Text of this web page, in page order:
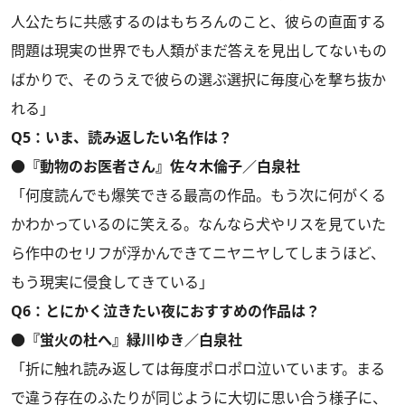
人公たちに共感するのはもちろんのこと、彼らの直面する
問題は現実の世界でも人類がまだ答えを見出してないもの
ばかりで、そのうえで彼らの選ぶ選択に毎度心を撃ち抜か
れる」
Q5：いま、読み返したい名作は？
●『動物のお医者さん』佐々木倫子／白泉社
「何度読んでも爆笑できる最高の作品。もう次に何がくる
かわかっているのに笑える。なんなら犬やリスを見ていた
ら作中のセリフが浮かんできてニヤニヤしてしまうほど、
もう現実に侵食してきている」
Q6：とにかく泣きたい夜におすすめの作品は？
●『蛍火の杜へ』緑川ゆき／白泉社
「折に触れ読み返しては毎度ポロポロ泣いています。まる
で違う存在のふたりが同じように大切に思い合う様子に、